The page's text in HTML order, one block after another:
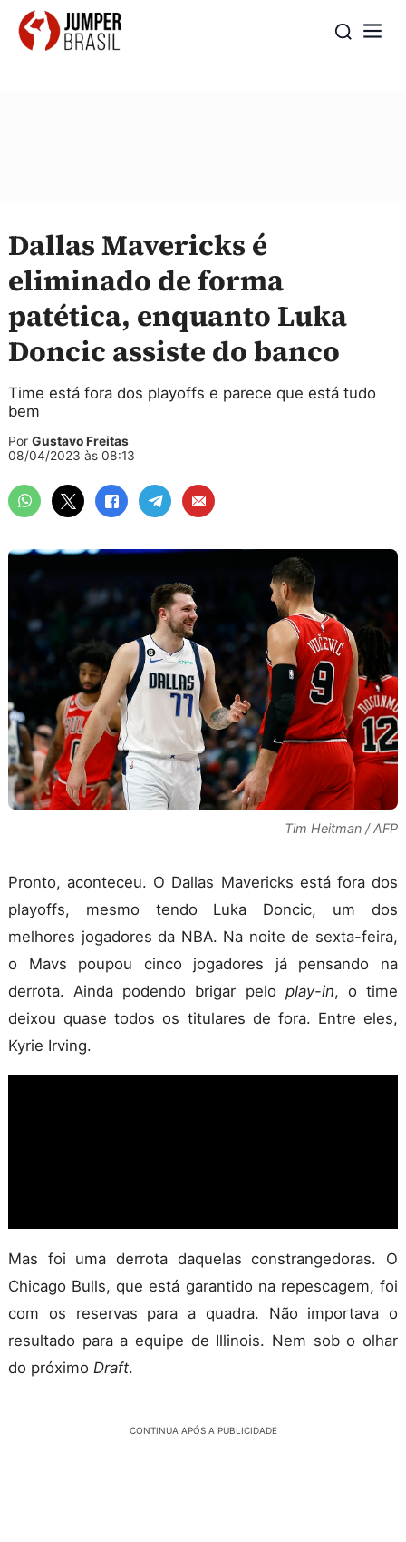
Dallas Mavericks é
eliminado de forma
patética, enquanto Luka
Doncic assiste do banco
Time está fora dos playoffs e parece que está tudo
bem
Por Gustavo Freitas
08/04/2023 às 08:13
Tim Heitman / AFP
Pronto, aconteceu. O Dallas Mavericks está fora dos
playoffs, mesmo tendo Luka Doncic, um dos
melhores jogadores da NBA. Na noite de sexta-feira,
o Mavs poupou cinco jogadores já pensando na
derrota. Ainda podendo brigar pelo play-in, o time
deixou quase todos os titulares de fora. Entre eles,
Kyrie Irving.
Mas foi uma derrota daquelas constrangedoras. O
Chicago Bulls, que está garantido na repescagem, foi
com os reservas para a quadra. Não importava o
resultado para a equipe de Illinois. Nem sob o olhar
do próximo Draft.
CONTINUA APÓS A PUBLICIDADE